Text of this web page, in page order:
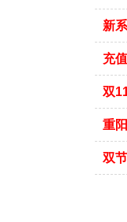
新
充
双
重
双